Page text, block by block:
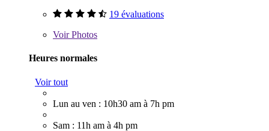
19 évaluations
VoirPhotos
Heures normales
Voir tout
Lun au ven : 10h30 am à 7h pm
Sam : 11h am à 4h pm